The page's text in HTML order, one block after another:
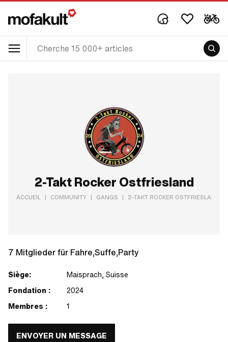
2-Takt Rocker Ostfriesland
ACCUEIL | COMMUNITY | GANGS | 2-TAKT ROCKER OSTFRIESLAND
7 Mitglieder für Fahre,Suffe,Party
Siège:
Maisprach, Suisse
Fondation :
2024
Membres :
1
ENVOYER UN MESSAGE